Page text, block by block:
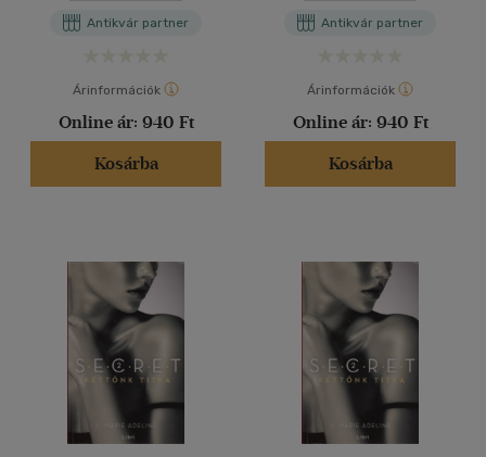
Antikvár partner
Árinformációk
Online ár: 940 Ft
Kosárba
Antikvár partner
Árinformációk
Online ár: 940 Ft
Kosárba